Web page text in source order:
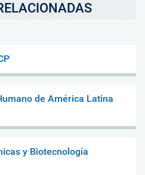
de América Latina
y Biotecnología